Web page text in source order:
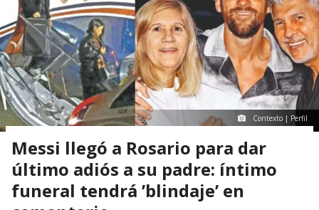
Contexto | Perfil
Messi llegó a Rosario para dar
último adiós a su padre: íntimo
funeral tendrá ’blindaje’ en